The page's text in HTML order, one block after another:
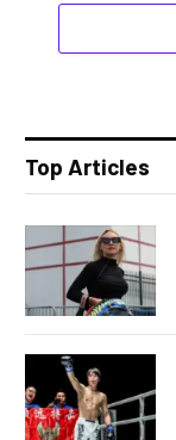
Top Articles